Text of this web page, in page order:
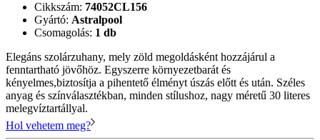
Cikkszám: 74052CL156
Gyártó: Astralpool
Csomagolás: 1 db
Elegáns szolárzuhany, mely zöld megoldásként hozzájárul a
fenntartható jövőhöz. Egyszerre környezetbarát és
kényelmes,biztosítja a pihentető élményt úszás előtt és után. Széles
anyag és színválasztékban, minden stílushoz, nagy méretű 30 literes
melegvíztartállyal.
Hol vehetem meg?